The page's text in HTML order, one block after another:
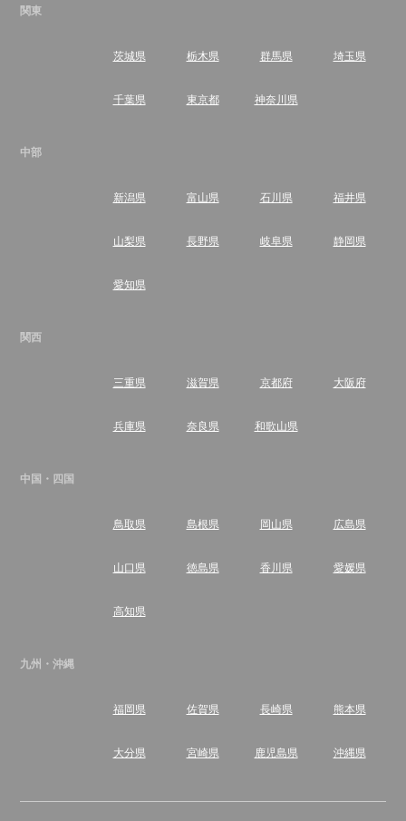
関東
茨城県 栃木県 群馬県 埼玉県
千葉県 東京都 神奈川県
中部
新潟県 富山県 石川県 福井県
山梨県 長野県 岐阜県 静岡県
愛知県
関西
三重県 滋賀県 京都府 大阪府
兵庫県 奈良県 和歌山県
中国・四国
鳥取県 島根県 岡山県 広島県
山口県 徳島県 香川県 愛媛県
高知県
九州・沖縄
福岡県 佐賀県 長崎県 熊本県
大分県 宮崎県 鹿児島県 沖縄県